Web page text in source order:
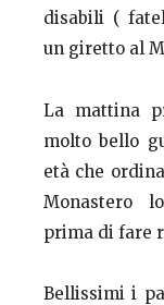
disabili (
un giretto al
La mattina
molto bello
età che
Monastero
prima di fare
Bellissimi i